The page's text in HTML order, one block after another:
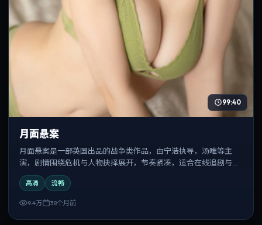
99:40
月面悬案
月面悬案是一部英国出品的战争类作品，由宁浩执导，汤唯等主
演，剧情围绕危机与人物抉择展开，节奏紧凑，适合在线追剧与反
复观看。
高清 流畅
9.4万 38个月前